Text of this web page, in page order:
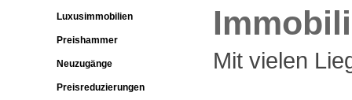
Luxusimmobilien
Preishammer
Neuzugänge
Preisreduzierungen
Mit vielen